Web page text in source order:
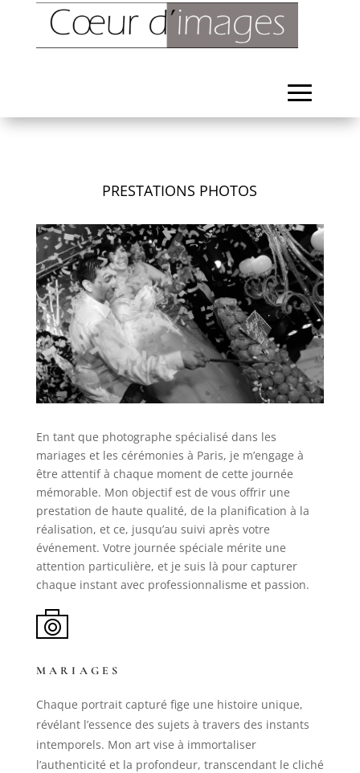
PRESTATIONS PHOTOS
En tant que photographe spécialisé dans les
mariages et les cérémonies à Paris, je m’engage à
être attentif à chaque moment de cette journée
mémorable. Mon objectif est de vous offrir une
prestation de haute qualité, de la planification à la
réalisation, et ce, jusqu’au suivi après votre
événement. Votre journée spéciale mérite une
attention particulière, et je suis là pour capturer
chaque instant avec professionnalisme et passion.
MARIAGES
Chaque portrait capturé fige une histoire unique,
révélant l’essence des sujets à travers des instants
intemporels. Mon art vise à immortaliser
l’authenticité et la profondeur, transcendant le cliché